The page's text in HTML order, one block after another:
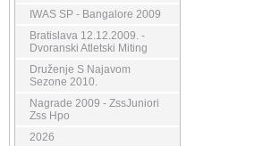
IWAS SP - Bangalore 2009
Bratislava 12.12.2009. -
Dvoranski Atletski Miting
Druženje S Najavom
Sezone 2010.
Nagrade 2009 - ZssJuniori
Zss Hpo
2026